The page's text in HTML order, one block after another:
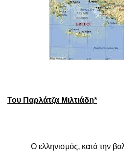
Του Παρλάτζα Μιλτιάδη*
Ο ελληνισμός, κατά την